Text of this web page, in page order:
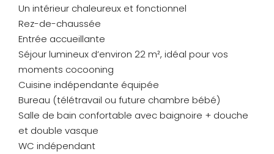
Un intérieur chaleureux et fonctionnel
Rez-de-chaussée
Entrée accueillante
Séjour lumineux d’environ 22 m², idéal pour vos
moments cocooning
Cuisine indépendante équipée
Bureau (télétravail ou future chambre bébé)
Salle de bain confortable avec baignoire + douche
et double vasque
WC indépendant